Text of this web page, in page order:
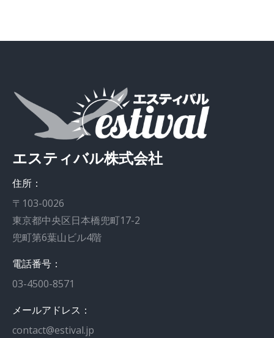
エスティバル株式会社
住所：
〒103-0026
東京都中央区日本橋兜町17-2
兜町第6葉山ビル4階
電話番号：
03-4500-8571
メールアドレス：
contact@estival.jp